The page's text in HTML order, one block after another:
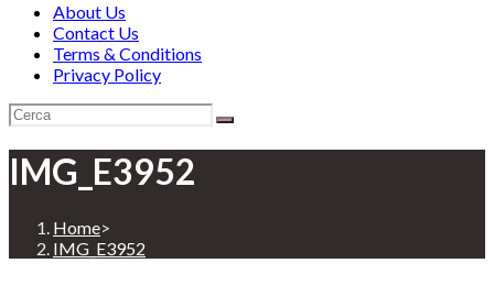
About Us
Contact Us
Terms & Conditions
Privacy Policy
IMG_E3952
Home>
IMG_E3952